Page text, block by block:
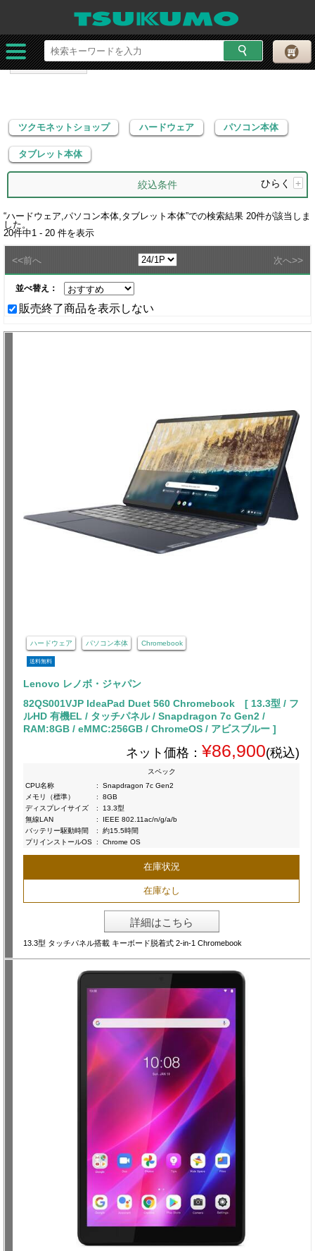
ツクモネットショップ ハードウェア
パソコン本体
タブレット本体
ツクモネットショップ ハードウェア パソコン本体
タブレット本体
絞込条件 ひらく +
“ハードウェア,パソコン本体,タブレット本体”での検索結果 20件が該当しま
した。
20件中1 - 20 件を表示
<<前へ 次へ>>
並べ替え：
販売終了商品を表示しない
ハードウェア パソコン本体 Chromebook
送料無料
Lenovo レノボ・ジャパン
82QS001VJP IdeaPad Duet 560 Chromebook [ 13.3型 / フ
ルHD 有機EL / タッチパネル / Snapdragon 7c Gen2 /
RAM:8GB / eMMC:256GB / ChromeOS / アビスブルー ]
ネット価格： ¥86,900(税込)
スペック
CPU名称
:
Snapdragon 7c Gen2
メモリ（標準）
:
8GB
ディスプレイサイズ
:
13.3型
無線LAN
:
IEEE 802.11ac/n/g/a/b
バッテリー駆動時間
:
約15.5時間
プリインストールOS : Chrome OS
在庫状況
在庫なし
詳細はこちら
13.3型 タッチパネル搭載 キーボード脱着式 2-in-1 Chromebook